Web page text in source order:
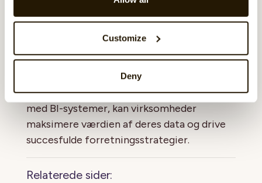
Customize
Deny
uundværligt værktøj for moderne
data til at forbedre beslutningstagningen,
øge effektiviteten og opnå en
konkurrencefordel. Ved at forstå og
overvinde de udfordringer, der er forbundet
med BI-systemer, kan virksomheder
maksimere værdien af deres data og drive
succesfulde forretningsstrategier.
Relaterede sider: